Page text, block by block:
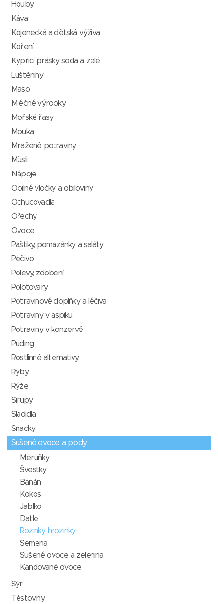
Houby
Káva
Kojenecká a dětská výživa
Koření
Kypřící prášky, soda a želé
Luštěniny
Maso
Mléčné výrobky
Mořské řasy
Mouka
Mražené potraviny
Müsli
Nápoje
Obilné vločky a obiloviny
Ochucovadla
Ořechy
Ovoce
Paštiky, pomazánky a saláty
Pečivo
Polevy, zdobení
Polotovary
Potravinové doplňky a léčiva
Potraviny v aspiku
Potraviny v konzervě
Puding
Rostlinné alternativy
Ryby
Rýže
Sirupy
Sladidla
Snacky
Sušené ovoce a plody
Meruňky
Švestky
Banán
Kokos
Jablko
Datle
Rozinky, hrozinky
Semena
Sušené ovoce a zelenina
Kandované ovoce
Sýr
Těstoviny